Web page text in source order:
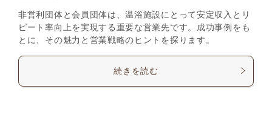
非営利団体と会員団体は、温浴施設にとって安定収入とリ
ピート率向上を実現する重要な営業先です。成功事例をも
とに、その魅力と営業戦略のヒントを探ります。
続きを読む